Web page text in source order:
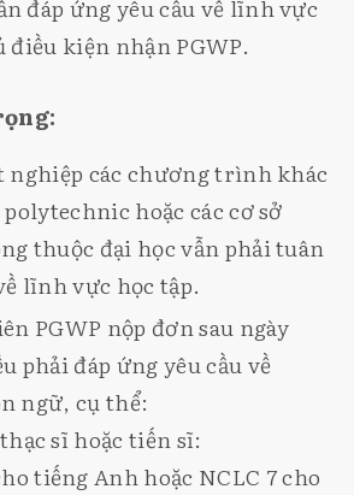
đáp ứng yêu cầu về lĩnh vực
điều kiện nhận PGWP.
nghiệp các chương trình khác
hoặc các cơ sở
thuộc đại học vẫn phải tuân
lĩnh vực học tập.
PGWP nộp đơn sau ngày
phải đáp ứng yêu cầu về
ngữ, cụ thể:
sĩ hoặc tiến sĩ:
tiếng Anh hoặc NCLC 7 cho